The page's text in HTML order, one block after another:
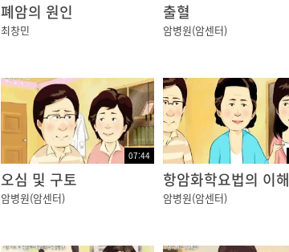
폐암의 원인
최창민
출혈
암병원(암센터)
07:44
오심 및 구토
암병원(암센터)
항암화학요법의 이해
암병원(암센터)